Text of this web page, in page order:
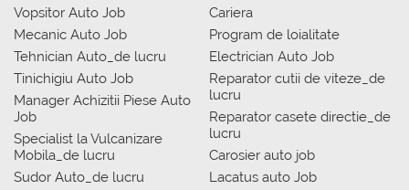
Vopsitor Auto Job
Mecanic Auto Job
Tehnician Auto_de lucru
Tinichigiu Auto Job
Manager Achizitii Piese Auto
Job
Specialist la Vulcanizare
Mobila_de lucru
Sudor Auto_de lucru
Cariera
Program de loialitate
Electrician Auto Job
Reparator cutii de viteze_de
lucru
Reparator casete directie_de
lucru
Carosier auto job
Lacatus auto Job